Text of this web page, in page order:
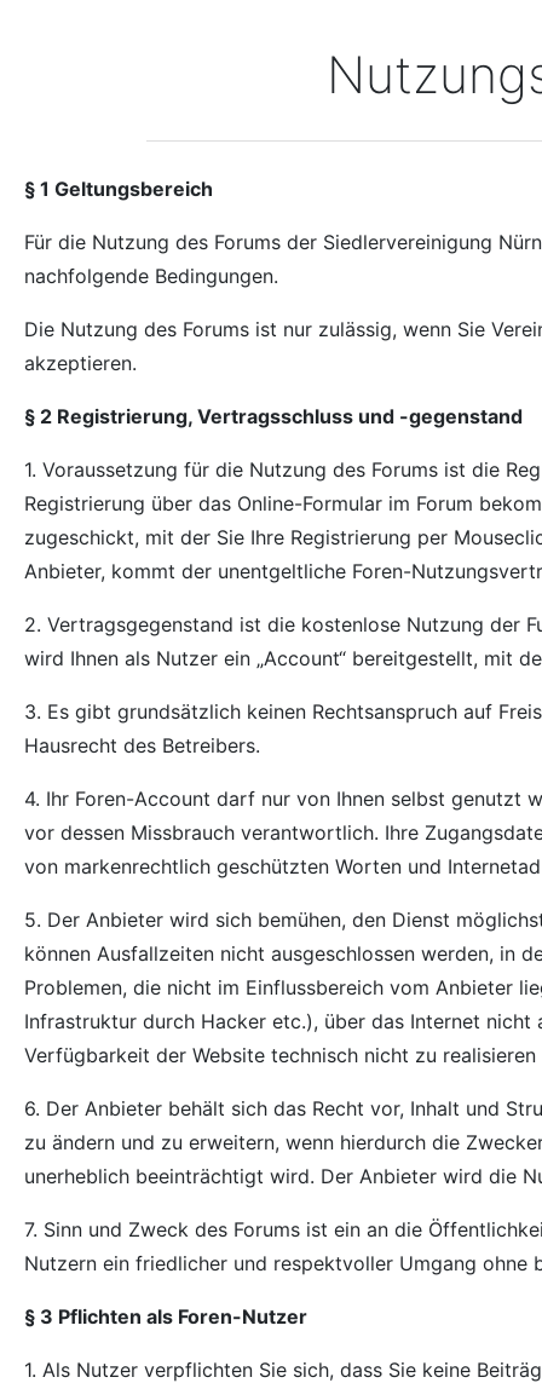
§ 1 Geltungsbereich
Für die Nutzung des Forums der Siedlervereinigung
nachfolgende Bedingungen.
Die Nutzung des Forums ist nur zulässig, wenn Sie
akzeptieren.
§ 2 Registrierung, Vertragsschluss und -gegenstand
1. Voraussetzung für die Nutzung des Forums ist die
Registrierung über das Online-Formular im Forum
zugeschickt, mit der Sie Ihre Registrierung per
Anbieter, kommt der unentgeltliche Foren-
2. Vertragsgegenstand ist die kostenlose Nutzung der
wird Ihnen als Nutzer ein „Account“ bereitgestellt, mit
3. Es gibt grundsätzlich keinen Rechtsanspruch auf
Hausrecht des Betreibers.
4. Ihr Foren-Account darf nur von Ihnen selbst genutzt
vor dessen Missbrauch verantwortlich. Ihre
von markenrechtlich geschützten Worten und
5. Der Anbieter wird sich bemühen, den Dienst
können Ausfallzeiten nicht ausgeschlossen werden, in
Problemen, die nicht im Einflussbereich vom Anbieter
Infrastruktur durch Hacker etc.), über das Internet
Verfügbarkeit der Website technisch nicht zu realisieren
6. Der Anbieter behält sich das Recht vor, Inhalt und
zu ändern und zu erweitern, wenn hierdurch die
unerheblich beeinträchtigt wird. Der Anbieter wird die
7. Sinn und Zweck des Forums ist ein an die
Nutzern ein friedlicher und respektvoller Umgang ohne
§ 3 Pflichten als Foren-Nutzer
1. Als Nutzer verpflichten Sie sich, dass Sie keine